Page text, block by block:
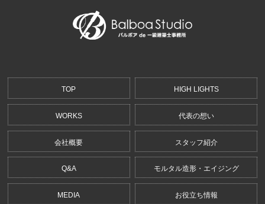
TOP HIGH LIGHTS
WORKS 代表の想い
会社概要 スタッフ紹介
Q&A モルタル造形・エイジング
MEDIA お役立ち情報